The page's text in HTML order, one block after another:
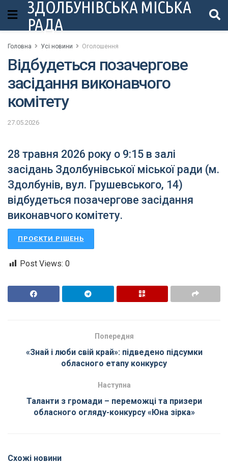
ЗДОЛБУНІВСЬКА МІСЬКА
РАДА
Головна Усі новини Оголошення
Відбудеться позачергове
засідання виконавчого
комітету
27.05.2026
28 травня 2026 року о 9:15 в залі
засідань Здолбунівської міської ради (м.
Здолбунів, вул. Грушевського, 14)
відбудеться позачергове засідання
виконавчого комітету.
ПРОЄКТИ РІШЕНЬ
Post Views: 0
Попередня
«Знай і люби свій край»: підведено підсумки
обласного етапу конкурсу
Наступна
Таланти з громади – переможці та призери
обласного огляду-конкурсу «Юна зірка»
Схожі новини